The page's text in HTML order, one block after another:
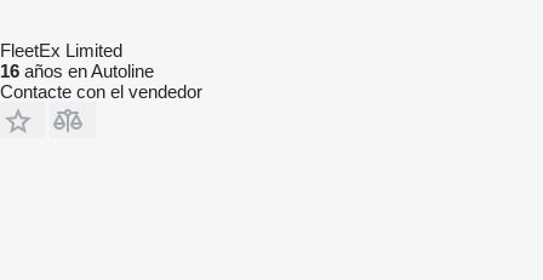
FleetEx Limited
16 años en Autoline
Contacte con el vendedor